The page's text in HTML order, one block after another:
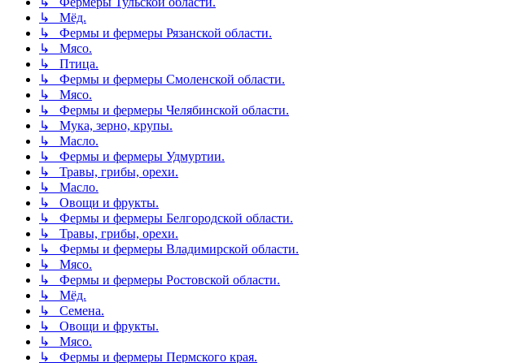
↳ Мёд.
↳ Фермы и фермеры Рязанской области.
↳ Мясо.
↳ Птица.
↳ Фермы и фермеры Смоленской области.
↳ Мясо.
↳ Фермы и фермеры Челябинской области.
↳ Мука, зерно, крупы.
↳ Масло.
↳ Фермы и фермеры Удмуртии.
↳ Травы, грибы, орехи.
↳ Масло.
↳ Овощи и фрукты.
↳ Фермы и фермеры Белгородской области.
↳ Травы, грибы, орехи.
↳ Фермы и фермеры Владимирской области.
↳ Мясо.
↳ Фермы и фермеры Ростовской области.
↳ Мёд.
↳ Семена.
↳ Овощи и фрукты.
↳ Мясо.
↳ Фермы и фермеры Пермского края.